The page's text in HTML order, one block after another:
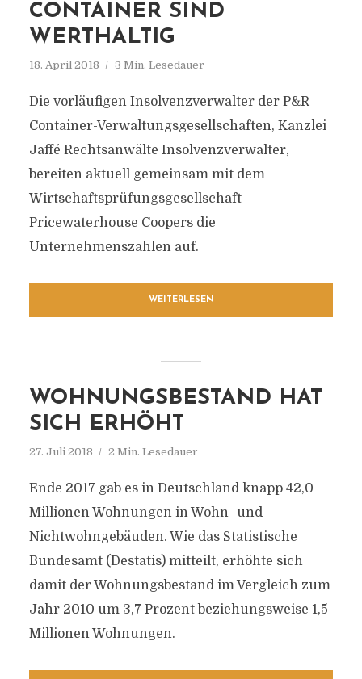
CONTAINER SIND
WERTHALTIG
18. April 2018 3 Min. Lesedauer
Die vorläufigen Insolvenzverwalter der P&R
Container-Verwaltungsgesellschaften, Kanzlei
Jaffé Rechtsanwälte Insolvenzverwalter,
bereiten aktuell gemeinsam mit dem
Wirtschaftsprüfungsgesellschaft
Pricewaterhouse Coopers die
Unternehmenszahlen auf.
WEITERLESEN
WOHNUNGSBESTAND HAT
SICH ERHÖHT
27. Juli 2018 2 Min. Lesedauer
Ende 2017 gab es in Deutschland knapp 42,0
Millionen Wohnungen in Wohn- und
Nichtwohngebäuden. Wie das Statistische
Bundesamt (Destatis) mitteilt, erhöhte sich
damit der Wohnungsbestand im Vergleich zum
Jahr 2010 um 3,7 Prozent beziehungsweise 1,5
Millionen Wohnungen.